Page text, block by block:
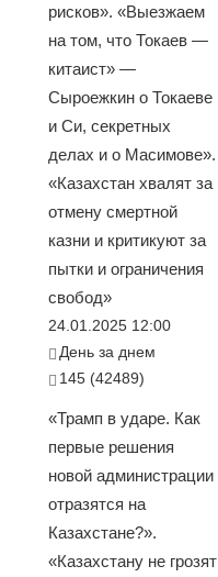
рисков». «Выезжаем
на том, что Токаев —
китаист» —
Сыроежкин о Токаеве
и Си, секретных
делах и о Масимове».
«Казахстан хвалят за
отмену смертной
казни и критикуют за
пытки и ограничения
свобод»
24.01.2025 12:00
День за днем
145 (42489)
«Трамп в ударе. Как
первые решения
новой администрации
отразятся на
Казахстане?».
«Казахстану не грозят